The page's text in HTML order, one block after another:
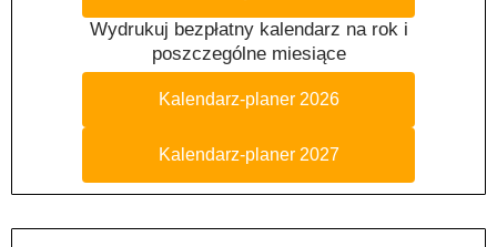
Wydrukuj bezpłatny kalendarz na rok i
poszczególne miesiące
Kalendarz-planer 2026
Kalendarz-planer 2027